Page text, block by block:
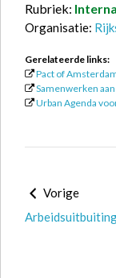
Rubriek:
Organisatie:
Gerelateerde links:
Pact of
Samenwerken
Urban Agenda
Vorige